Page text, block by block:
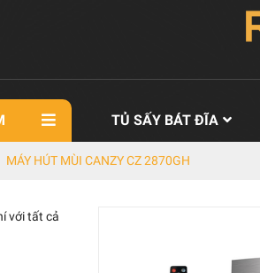
TỦ SẤY BÁT ĐĨA
MÁY HÚT MÙI CANZY CZ 2870GH
với tất cả